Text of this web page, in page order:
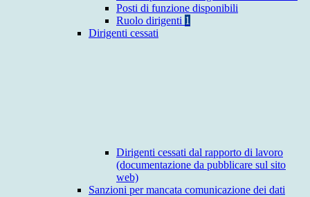
Posti di funzione disponibili
Ruolo dirigenti 1
Dirigenti cessati
Dirigenti cessati dal rapporto di lavoro
(documentazione da pubblicare sul sito
web)
Sanzioni per mancata comunicazione dei dati